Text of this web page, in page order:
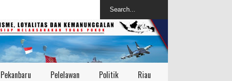
Pekanbaru Pelelawan Politik Riau